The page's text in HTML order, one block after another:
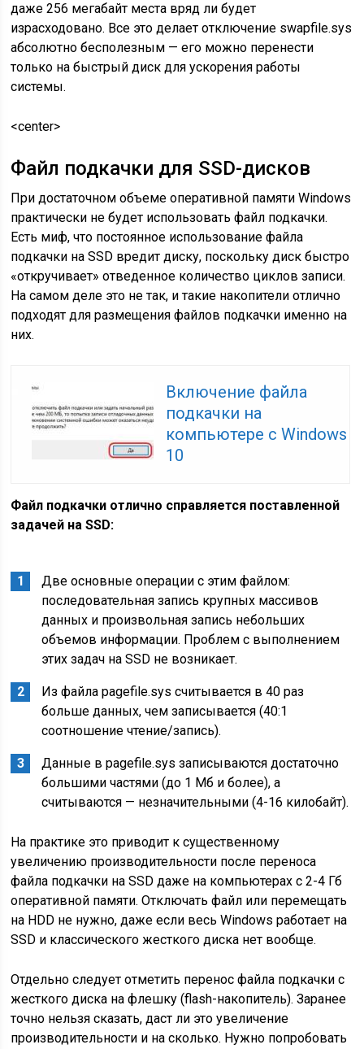
даже 256 мегабайт места вряд ли будет
израсходовано. Все это делает отключение swapfile.sys
абсолютно бесполезным — его можно перенести
только на быстрый диск для ускорения работы
системы.
<center>
Файл подкачки для SSD-дисков
При достаточном объеме оперативной памяти Windows
практически не будет использовать файл подкачки.
Есть миф, что постоянное использование файла
подкачки на SSD вредит диску, поскольку диск быстро
«откручивает» отведенное количество циклов записи.
На самом деле это не так, и такие накопители отлично
подходят для размещения файлов подкачки именно на
них.
Включение файла
подкачки на
компьютере с Windows
10
Файл подкачки отлично справляется поставленной
задачей на SSD:
Две основные операции с этим файлом:
последовательная запись крупных массивов
данных и произвольная запись небольших
объемов информации. Проблем с выполнением
этих задач на SSD не возникает.
Из файла pagefile.sys считывается в 40 раз
больше данных, чем записывается (40:1
соотношение чтение/запись).
Данные в pagefile.sys записываются достаточно
большими частями (до 1 Мб и более), а
считываются — незначительными (4-16 килобайт).
На практике это приводит к существенному
увеличению производительности после переноса
файла подкачки на SSD даже на компьютерах с 2-4 Гб
оперативной памяти. Отключать файл или перемещать
на HDD не нужно, даже если весь Windows работает на
SSD и классического жесткого диска нет вообще.
Отдельно следует отметить перенос файла подкачки с
жесткого диска на флешку (flash-накопитель). Заранее
точно нельзя сказать, даст ли это увеличение
производительности и на сколько. Нужно попробовать